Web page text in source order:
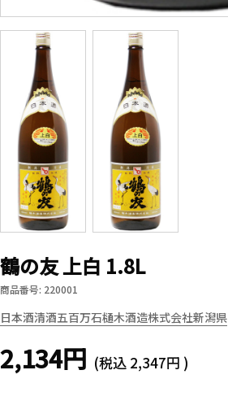
鶴の友 上白 1.8L
商品番号: 220001
日本酒清酒五百万石樋木酒造株式会社新潟県
2,134円 (税込 2,347円 )